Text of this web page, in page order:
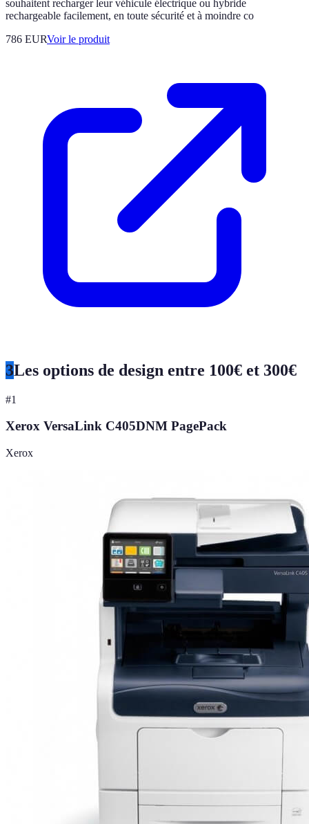
souhaitent recharger leur véhicule électrique ou hybride
rechargeable facilement, en toute sécurité et à moindre co
786 EURVoir le produit
3Les options de design entre 100€ et 300€
#1
Xerox VersaLink C405DNM PagePack
Xerox